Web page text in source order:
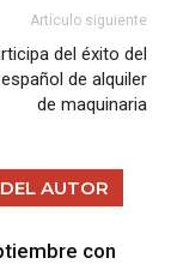
Artículo siguiente
del éxito del
de alquiler
de maquinaria
AUTOR
con